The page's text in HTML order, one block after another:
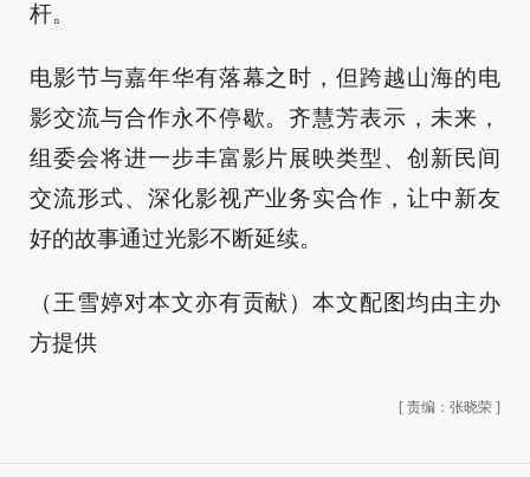
杆。
电影节与嘉年华有落幕之时，但跨越山海的电
影交流与合作永不停歇。齐慧芳表示，未来，
组委会将进一步丰富影片展映类型、创新民间
交流形式、深化影视产业务实合作，让中新友
好的故事通过光影不断延续。
（王雪婷对本文亦有贡献）本文配图均由主办
方提供
[ 责编：张晓荣 ]